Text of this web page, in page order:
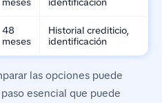
48
meses
Historial crediticio,
identificación
las opciones puede
esencial que puede